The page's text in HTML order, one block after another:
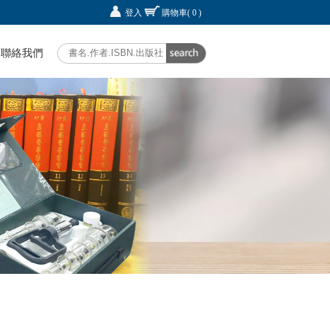
登入 購物車( 0 )
聯絡我們